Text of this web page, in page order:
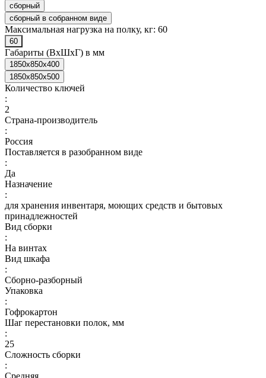
сборный
сборный в собранном виде
Максимальная нагрузка на полку, кг: 60
60
Габариты (ВхШхГ) в мм
1850x850x400
1850x850x500
Количество ключей
:
2
Страна-производитель
:
Россия
Поставляется в разобранном виде
:
Да
Назначение
:
для хранения инвентаря, моющих средств и бытовых
принадлежностей
Вид сборки
:
На винтах
Вид шкафа
:
Сборно-разборный
Упаковка
:
Гофрокартон
Шаг перестановки полок, мм
:
25
Сложность сборки
:
Средняя